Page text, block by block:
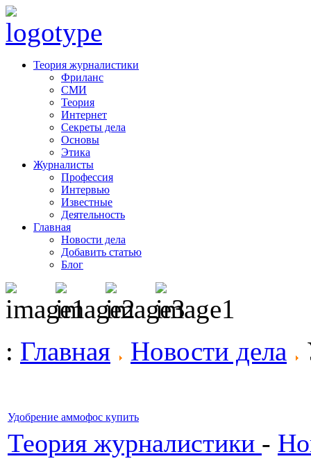
Теория журналистики
Фриланс
СМИ
Теория
Интернет
Секреты дела
Основы
Этика
Журналисты
Профессия
Интервью
Известные
Деятельность
Главная
Новости дела
Добавить статью
Блог
: Главная Новости дела
Удобрение аммофос купить
Теория журналистики -